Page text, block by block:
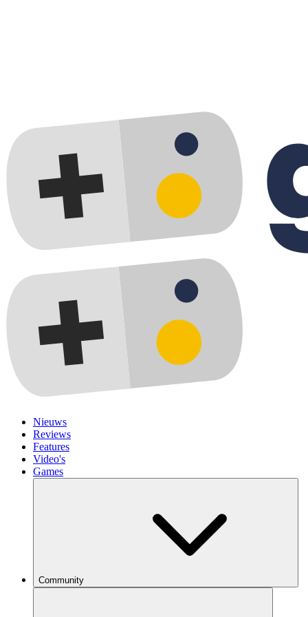
Nieuws
Reviews
Features
Video's
Games
Community